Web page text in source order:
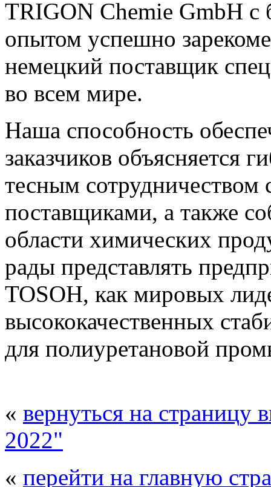
TRIGON Chemie GmbH с
опытом успешно
немецкий поставщик
во всем мире.
Наша способность
заказчиков объясняется
тесным
поставщиками, а также
области химических
рады представлять
TOSOH, как мировых
высококачественных
для полиуретановой
« вернуться на страницу
2022"
« перейти на главную